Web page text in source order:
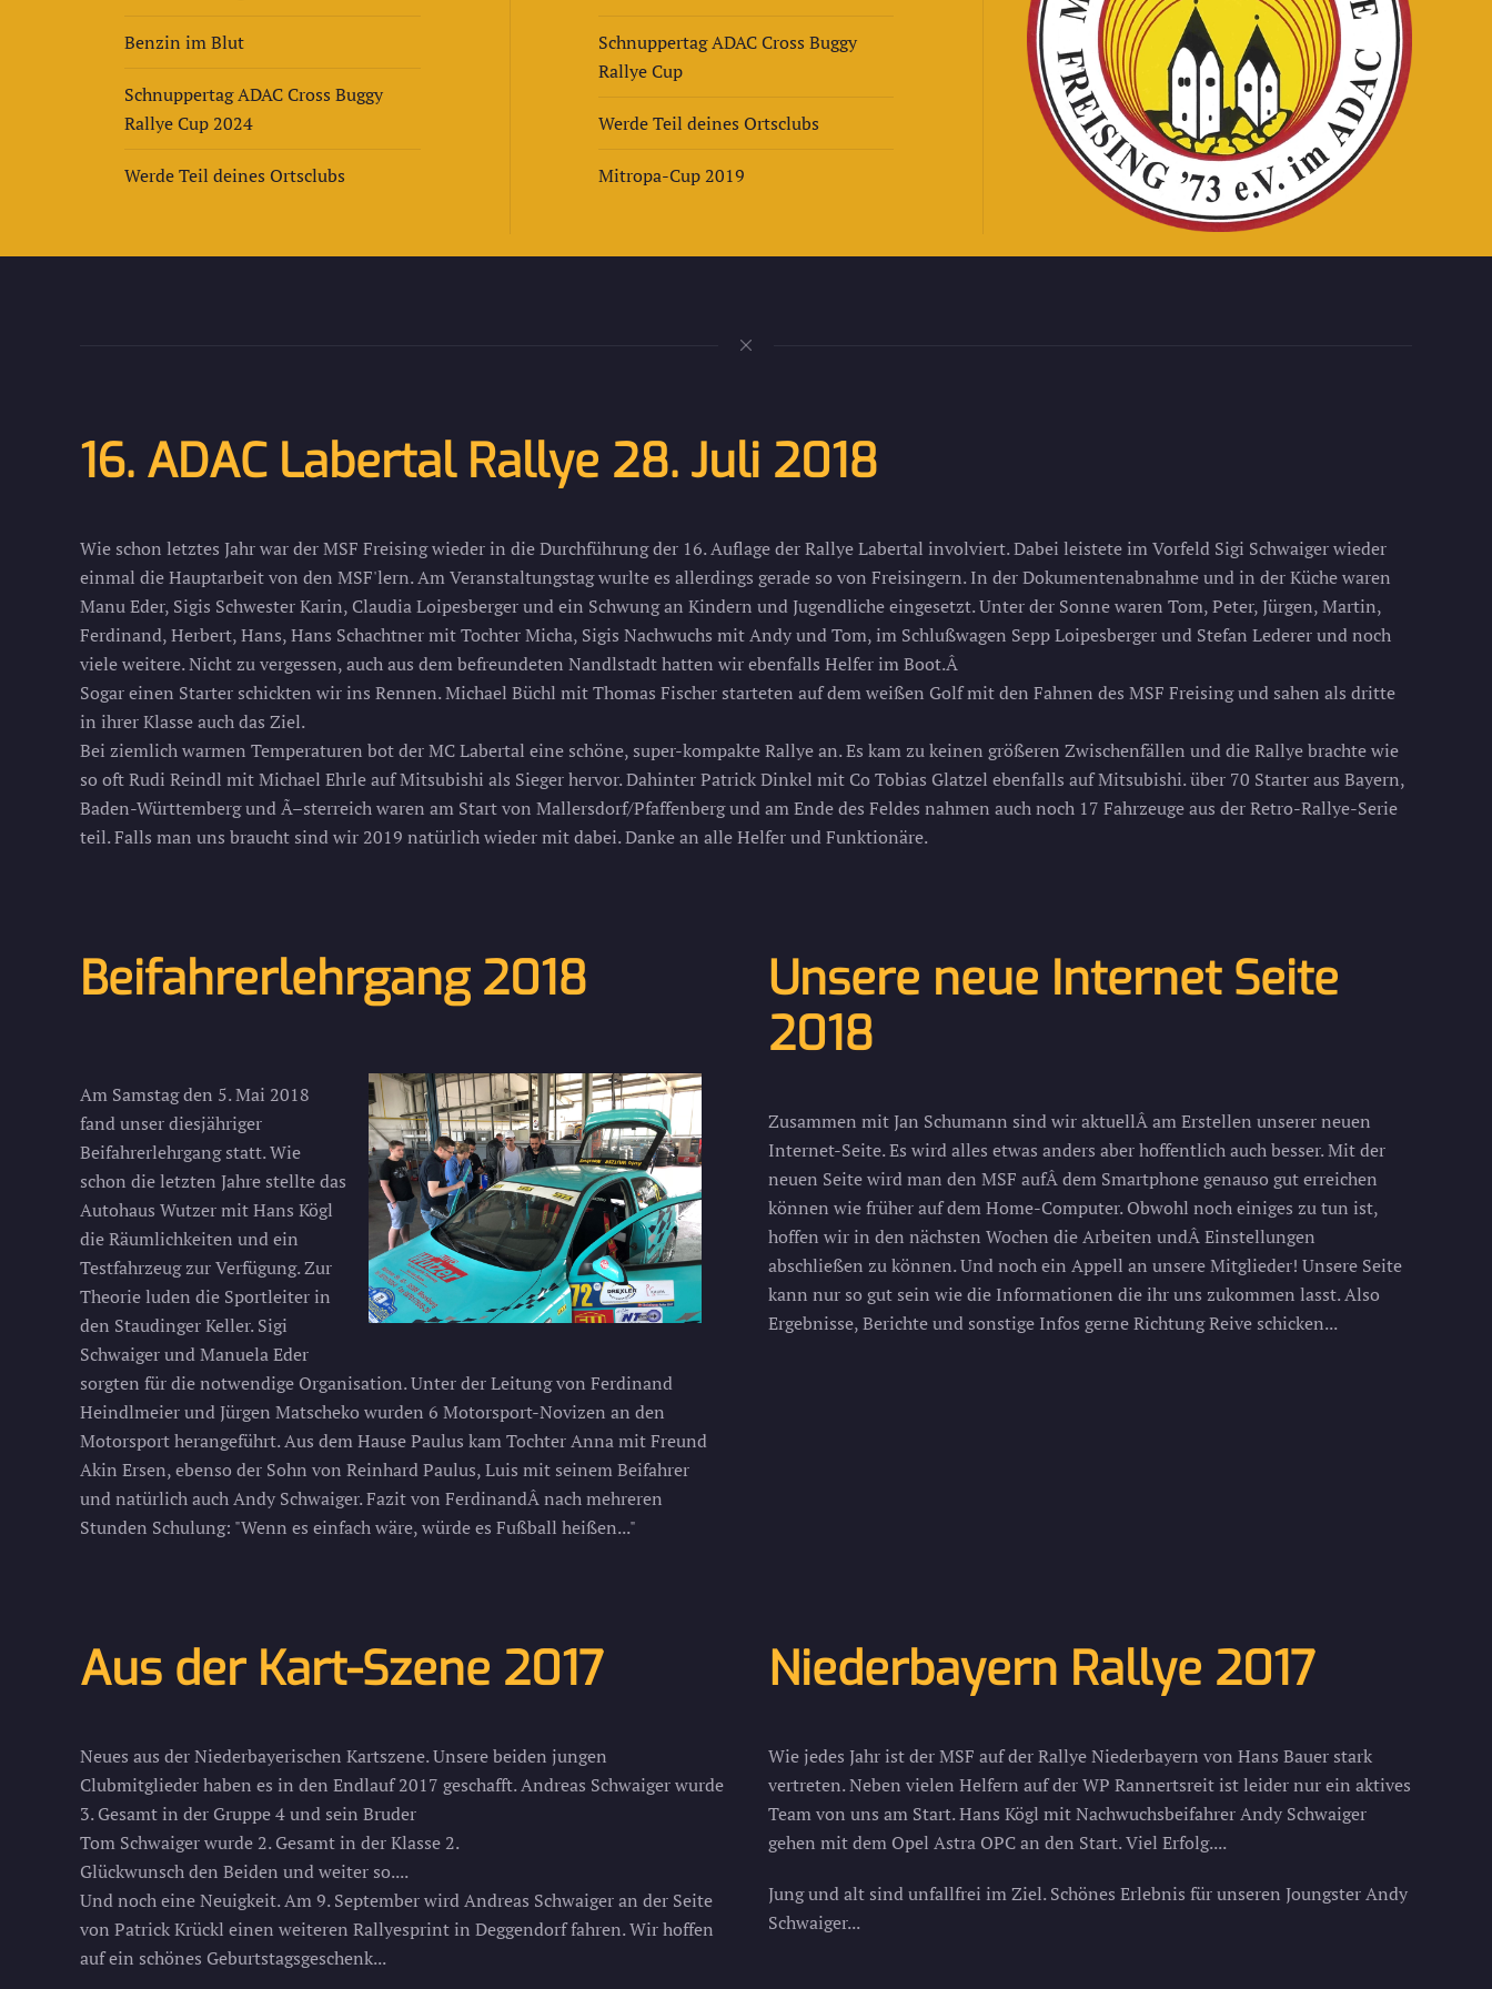
Benzin im Blut
Schnuppertag ADAC Cross Buggy
Rallye Cup 2024
Werde Teil deines Ortsclubs
Schnuppertag ADAC Cross Buggy
Rallye Cup
Werde Teil deines Ortsclubs
Mitropa-Cup 2019
16. ADAC Labertal Rallye 28. Juli 2018
Wie schon letztes Jahr war der MSF Freising wieder in die Durchführung der 16. Auflage der Rallye Labertal involviert. Dabei leistete im Vorfeld Sigi Schwaiger wieder
einmal die Hauptarbeit von den MSF'lern. Am Veranstaltungstag wurlte es allerdings gerade so von Freisingern. In der Dokumentenabnahme und in der Küche waren
Manu Eder, Sigis Schwester Karin, Claudia Loipesberger und ein Schwung an Kindern und Jugendliche eingesetzt. Unter der Sonne waren Tom, Peter, Jürgen, Martin,
Ferdinand, Herbert, Hans, Hans Schachtner mit Tochter Micha, Sigis Nachwuchs mit Andy und Tom, im Schlußwagen Sepp Loipesberger und Stefan Lederer und noch
viele weitere. Nicht zu vergessen, auch aus dem befreundeten Nandlstadt hatten wir ebenfalls Helfer im Boot.Â
Sogar einen Starter schickten wir ins Rennen. Michael Büchl mit Thomas Fischer starteten auf dem weißen Golf mit den Fahnen des MSF Freising und sahen als dritte
in ihrer Klasse auch das Ziel.
Bei ziemlich warmen Temperaturen bot der MC Labertal eine schöne, super-kompakte Rallye an. Es kam zu keinen größeren Zwischenfällen und die Rallye brachte wie
so oft Rudi Reindl mit Michael Ehrle auf Mitsubishi als Sieger hervor. Dahinter Patrick Dinkel mit Co Tobias Glatzel ebenfalls auf Mitsubishi. über 70 Starter aus Bayern,
Baden-Württemberg und Ã–sterreich waren am Start von Mallersdorf/Pfaffenberg und am Ende des Feldes nahmen auch noch 17 Fahrzeuge aus der Retro-Rallye-Serie
teil. Falls man uns braucht sind wir 2019 natürlich wieder mit dabei. Danke an alle Helfer und Funktionäre.
Beifahrerlehrgang 2018
Am Samstag den 5. Mai 2018
fand unser diesjähriger
Beifahrerlehrgang statt. Wie
schon die letzten Jahre stellte das
Autohaus Wutzer mit Hans Kögl
die Räumlichkeiten und ein
Testfahrzeug zur Verfügung. Zur
Theorie luden die Sportleiter in
den Staudinger Keller. Sigi
Schwaiger und Manuela Eder
sorgten für die notwendige Organisation. Unter der Leitung von Ferdinand
Heindlmeier und Jürgen Matscheko wurden 6 Motorsport-Novizen an den
Motorsport herangeführt. Aus dem Hause Paulus kam Tochter Anna mit Freund
Akin Ersen, ebenso der Sohn von Reinhard Paulus, Luis mit seinem Beifahrer
und natürlich auch Andy Schwaiger. Fazit von FerdinandÂ nach mehreren
Stunden Schulung: "Wenn es einfach wäre, würde es Fußball heißen..."
Unsere neue Internet Seite
2018
Zusammen mit Jan Schumann sind wir aktuellÂ am Erstellen unserer neuen
Internet-Seite. Es wird alles etwas anders aber hoffentlich auch besser. Mit der
neuen Seite wird man den MSF aufÂ dem Smartphone genauso gut erreichen
können wie früher auf dem Home-Computer. Obwohl noch einiges zu tun ist,
hoffen wir in den nächsten Wochen die Arbeiten undÂ Einstellungen
abschließen zu können. Und noch ein Appell an unsere Mitglieder! Unsere Seite
kann nur so gut sein wie die Informationen die ihr uns zukommen lasst. Also
Ergebnisse, Berichte und sonstige Infos gerne Richtung Reive schicken...
Aus der Kart-Szene 2017
Neues aus der Niederbayerischen Kartszene. Unsere beiden jungen
Clubmitglieder haben es in den Endlauf 2017 geschafft. Andreas Schwaiger wurde
3. Gesamt in der Gruppe 4 und sein Bruder
Tom Schwaiger wurde 2. Gesamt in der Klasse 2.
Glückwunsch den Beiden und weiter so....
Und noch eine Neuigkeit. Am 9. September wird Andreas Schwaiger an der Seite
von Patrick Krückl einen weiteren Rallyesprint in Deggendorf fahren. Wir hoffen
auf ein schönes Geburtstagsgeschenk...
Niederbayern Rallye 2017
Wie jedes Jahr ist der MSF auf der Rallye Niederbayern von Hans Bauer stark
vertreten. Neben vielen Helfern auf der WP Rannertsreit ist leider nur ein aktives
Team von uns am Start. Hans Kögl mit Nachwuchsbeifahrer Andy Schwaiger
gehen mit dem Opel Astra OPC an den Start. Viel Erfolg....
Jung und alt sind unfallfrei im Ziel. Schönes Erlebnis für unseren Joungster Andy
Schwaiger...